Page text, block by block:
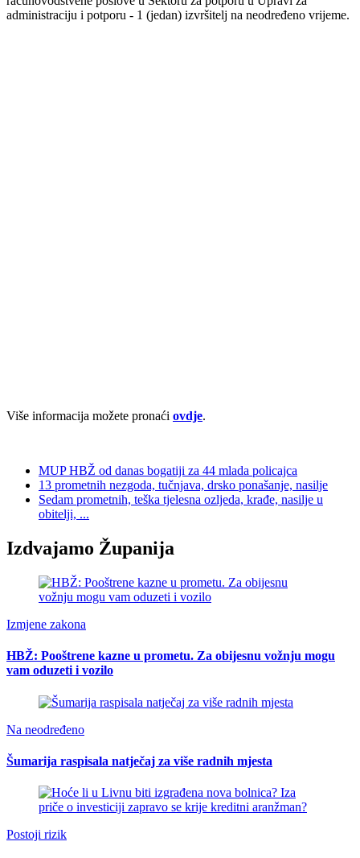
administraciju i potporu - 1 (jedan) izvršitelj na neodređeno vrijeme.
Više informacija možete pronaći ovdje.
MUP HBŽ od danas bogatiji za 44 mlada policajca
13 prometnih nezgoda, tučnjava, drsko ponašanje, nasilje
Sedam prometnih, teška tjelesna ozljeda, krađe, nasilje u
obitelji, ...
Izdvajamo Županija
Izmjene zakona
HBŽ: Pooštrene kazne u prometu. Za obijesnu vožnju mogu
vam oduzeti i vozilo
Na neodređeno
Šumarija raspisala natječaj za više radnih mjesta
Postoji rizik